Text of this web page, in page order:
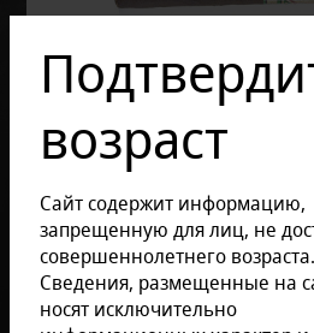
возраст
Сайт содержит информацию,
запрещенную для лиц, не
совершеннолетнего возраста.
Сведения, размещенные на
носят исключительно